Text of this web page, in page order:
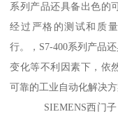
系列产品还具备出色的
经过严格的测试和质
行。，S7-400系列产品
变化等不利因素下，依
可靠的工业自动化解决方
SIEMENS西门子